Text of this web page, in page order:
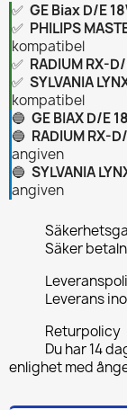
✅ GE Biax D/E
✅ PHILIPS
kompatibel
✅ RADIUM RX-
✅ SYLVANIA
kompatibel
🔵 GE BIAX D/E
🔵 RADIUM RX-
angiven
🔵 SYLVANIA
angiven
Säker
Leverans
Returpolicy
Du har 14
enlighet med